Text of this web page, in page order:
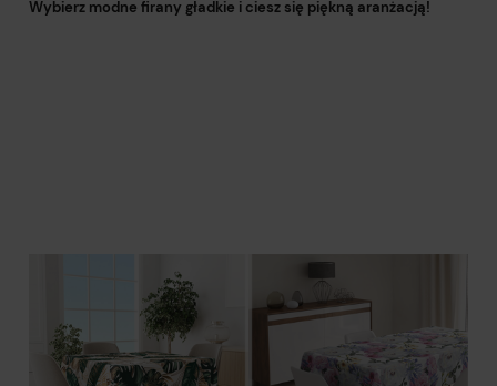
Wybierz modne firany gładkie i ciesz się piękną aranżacją!